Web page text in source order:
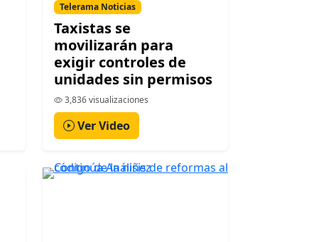
Telerama Noticias
Taxistas se
movilizarán para
exigir controles de
unidades sin permisos
3,836 visualizaciones
Ver Video